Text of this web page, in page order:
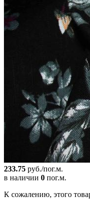
233.75 руб./пог.м.
в наличии 0 пог.м.
К сожалению, этого